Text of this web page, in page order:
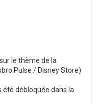
le thème de la
Pulse / Disney Store)
été débloquée dans la